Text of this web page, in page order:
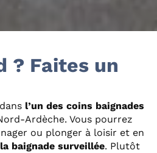
? Faites un
l’un des coins baignades
Ardèche. Vous pourrez
ou plonger à loisir et en
la baignade surveillée. Plutôt